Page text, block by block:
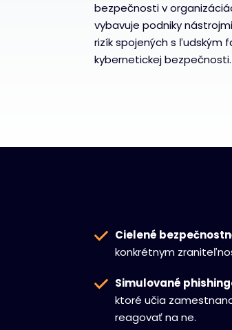
bezpečnosti v
vybavuje podniky
rizík spojených s ľudským
kybernetickej bezpečnosti.
Cielené
konkrétnym
Simulované
ktoré učia
reagovať na ne.